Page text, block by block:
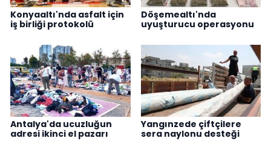
Konyaaltı'nda asfalt için
iş birliği protokolü
Döşemealtı'nda
uyuşturucu operasyonu
Antalya'da ucuzluğun
adresi ikinci el pazarı
Yangınzede çiftçilere
sera naylonu desteği